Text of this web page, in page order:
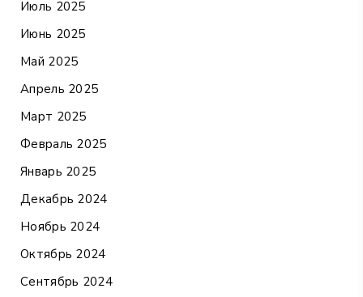
Июль 2025
Июнь 2025
Май 2025
Апрель 2025
Март 2025
Февраль 2025
Январь 2025
Декабрь 2024
Ноябрь 2024
Октябрь 2024
Сентябрь 2024